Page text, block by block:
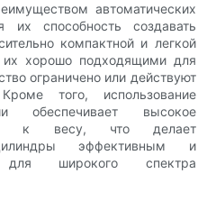
автоматических
их способность создавать
компактной и легкой
их хорошо подходящими для
ограничено или действуют
того, использование
обеспечивает высокое
к весу, что делает
эффективным и
широкого спектра